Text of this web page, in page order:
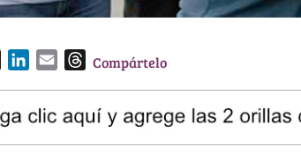
k
e
l
T
e
a
Compártelo